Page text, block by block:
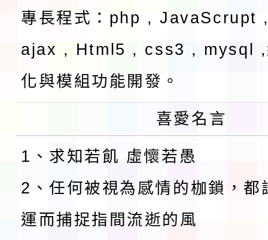
專長程式：php , JavaScrupt
ajax , Html5 , css3 , mysql ,
化與模組功能開發。
喜愛名言
1、求知若飢 虛懷若愚
2、任何被視為感情的枷鎖，都
運而捕捉指間流逝的風